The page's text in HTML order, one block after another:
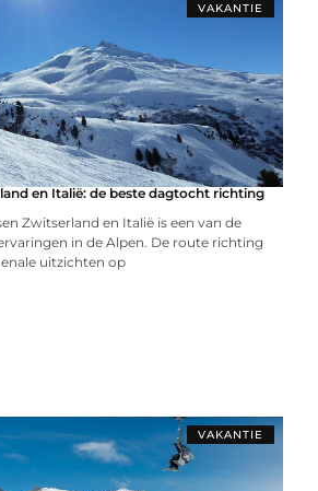
VAKANTIE
en Italië: de beste dagtocht richting
Zwitserland en Italië is een van de
in de Alpen. De route richting
uitzichten op
VAKANTIE